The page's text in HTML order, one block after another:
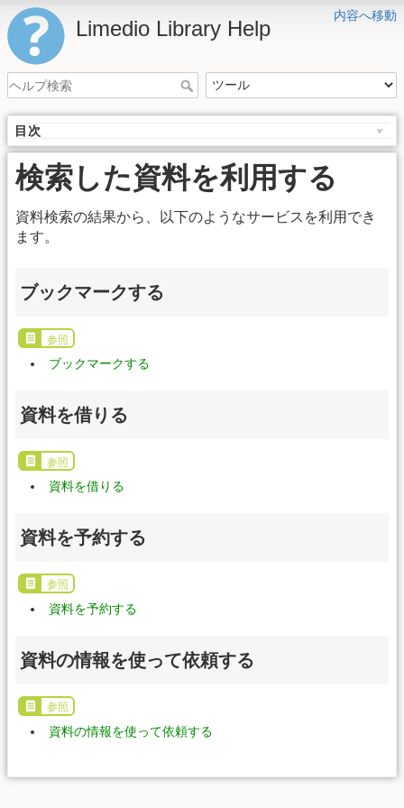
内容へ移動
Limedio Library Help
目次
検索した資料を利用する
資料検索の結果から、以下のようなサービスを利用でき
ます。
ブックマークする
参照
ブックマークする
資料を借りる
参照
資料を借りる
資料を予約する
参照
資料を予約する
資料の情報を使って依頼する
参照
資料の情報を使って依頼する